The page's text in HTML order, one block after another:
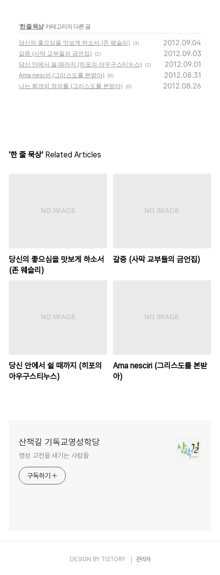
'한 줄 묵상' 카테고리의 다른 글
당신의 좋으심을 맛보게 하소서 (존 웨슬리) (3) 2012.09.04
갈증 (사막 교부들의 금언집) (2) 2012.09.03
당신 안에서 쉴 때까지 (히포의 아우구스티누스) (1) 2012.09.01
Ama nesciri (그리스도를 본받아) (0) 2012.08.31
나는 회개의 정의를 (그리스도를 본받아) (0) 2012.08.26
'한 줄 묵상' Related Articles
당신의 좋으심을 맛보게 하소서
(존 웨슬리)
갈증 (사막 교부들의 금언집)
당신 안에서 쉴 때까지 (히포의
아우구스티누스)
Ama nesciri (그리스도를 본받
아)
산책길 기독교영성학당
영성 고전을 새기는 사람들
구독하기
DESIGN BY TISTORY 관리자